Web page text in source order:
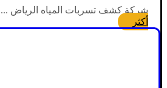
شركة كشف تسربات المياه الرياض ...
أكثر